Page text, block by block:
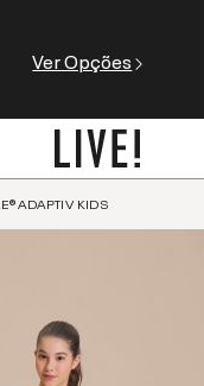
Ver Opções
ADAPTIV KIDS